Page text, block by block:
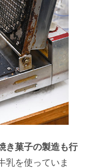
き菓子の製造も行
乳を使っていま